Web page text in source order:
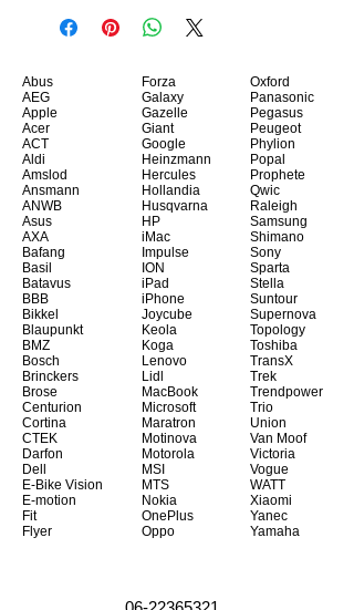
Abus
AEG
Apple
Acer
ACT
Aldi
Amslod
Ansmann
ANWB
Asus
AXA
Bafang
Basil
Batavus
BBB
Bikkel
Blaupunkt
BMZ
Bosch
Brinckers
Brose
Centurion
Cortina
CTEK
Darfon
Dell
E-Bike Vision
E-motion
Fit
Flyer
Forza
Galaxy
Gazelle
Giant
Google
Heinzmann
Hercules
Hollandia
Husqvarna
HP
iMac
Impulse
ION
iPad
iPhone
Joycube
Keola
Koga
Lenovo
Lidl
MacBook
Microsoft
Maratron
Motinova
Motorola
MSI
MTS
Nokia
OnePlus
Oppo
Oxford
Panasonic
Pegasus
Peugeot
Phylion
Popal
Prophete
Qwic
Raleigh
Samsung
Shimano
Sony
Sparta
Stella
Suntour
Supernova
Topology
Toshiba
TransX
Trek
Trendpower
Trio
Union
Van Moof
Victoria
Vogue
WATT
Xiaomi
Yanec
Yamaha